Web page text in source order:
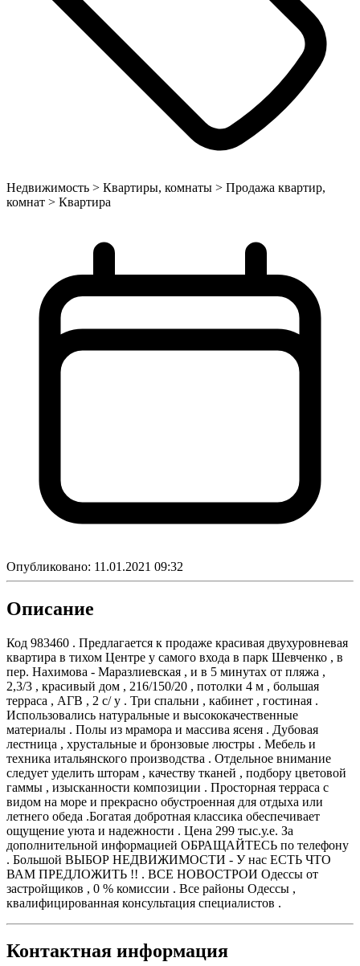
Недвижимость > Квартиры, комнаты > Продажа квартир,
комнат > Квартира
Опубликовано: 11.01.2021 09:32
Описание
Код 983460 . Предлагается к продаже красивая двухуровневая
квартира в тихом Центре у самого входа в парк Шевченко , в
пер. Нахимова - Маразлиевская , и в 5 минутах от пляжа ,
2,3/3 , красивый дом , 216/150/20 , потолки 4 м , большая
терраса , АГВ , 2 с/ у . Три спальни , кабинет , гостиная .
Использовались натуральные и высококачественные
материалы . Полы из мрамора и массива ясеня . Дубовая
лестница , хрустальные и бронзовые люстры . Мебель и
техника итальянского производства . Отдельное внимание
следует уделить шторам , качеству тканей , подбору цветовой
гаммы , изысканности композиции . Просторная терраса с
видом на море и прекрасно обустроенная для отдыха или
летнего обеда .Богатая добротная классика обеспечивает
ощущение уюта и надежности . Цена 299 тыс.у.е. За
дополнительной информацией ОБРАЩАЙТЕСЬ по телефону
. Большой ВЫБОР НЕДВИЖИМОСТИ - У нас ЕСТЬ ЧТО
ВАМ ПРЕДЛОЖИТЬ !! . ВСЕ НОВОСТРОИ Одессы от
застройщиков , 0 % комиссии . Все районы Одессы ,
квалифицированная консультация специалистов .
Контактная информация